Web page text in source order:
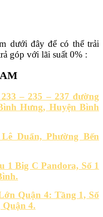
dưới đây để có thể trải
góp với lãi suất 0% :
– 235 – 237 đường
Hưng, Huyện Bình
Duẩn, Phường Bến
1 Big C Pandora, Số 1
Quận 4: Tầng 1, Số
Quận 4.